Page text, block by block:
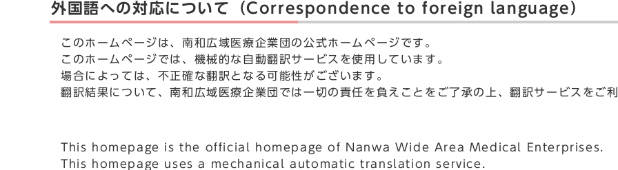
外国語への対応について（Correspondence to foreign language）
このホームページは、南和広域医療企業団の公式ホームページです。
このホームページでは、機械的な自動翻訳サービスを使用しています。
場合によっては、不正確な翻訳となる可能性がございます。
翻訳結果について、南和広域医療企業団では一切の責任を負えことをご了承の上、翻訳サービスをご利
This homepage is the official homepage of Nanwa Wide Area Medical Enterprises.
This homepage uses a mechanical automatic translation service.